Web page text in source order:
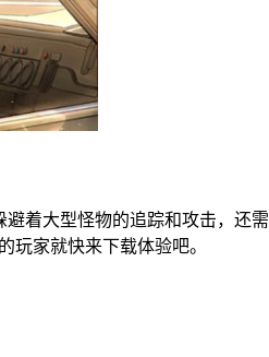
着大型怪物的追踪和攻击，
玩家就快来下载体验吧。